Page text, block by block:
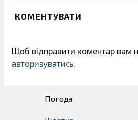
КОМЕНТУВАТИ
Щоб відправити коментар вам
авторизуватись.
Погода